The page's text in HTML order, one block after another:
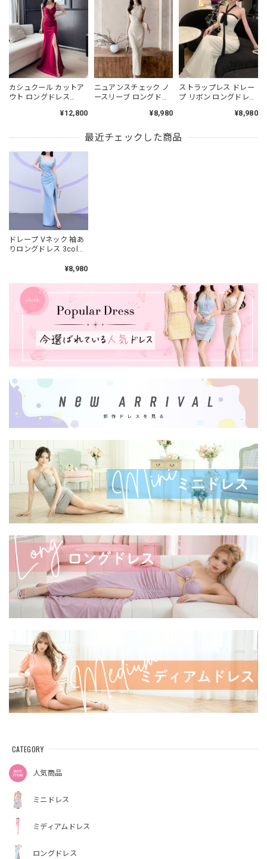
カシュクール カットア
ウト ロングドレス
¥12,800
ニュアンスチェック ノ
ースリーブ ロングドレ
¥8,980
ストラップレス ドレー
プ リボン ロングドレス
¥8,980
最近チェックした商品
ドレープ Vネック 袖あ
りロングドレス 3col
¥8,980
CATEGORY
人気商品
ミニドレス
ミディアムドレス
ロングドレス